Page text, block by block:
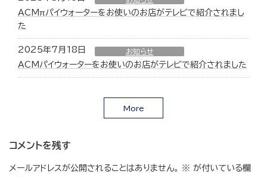
ACMπパイウォーターをお使いのお店がテレビで紹介されまし
た
2025年7月18日 お知らせ
ACMパイウォーターをお使いのお店がテレビで紹介されました
More
コメントを残す
メールアドレスが公開されることはありません。 ※ が付いている欄